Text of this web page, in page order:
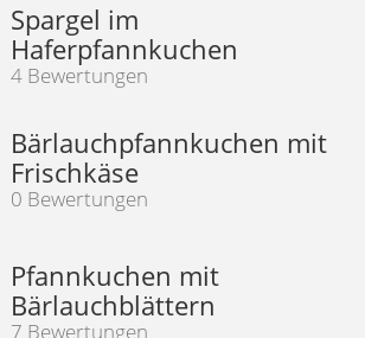
Spargel im
Haferpfannkuchen
4 Bewertungen
Bärlauchpfannkuchen mit
Frischkäse
0 Bewertungen
Pfannkuchen mit
Bärlauchblättern
7 Bewertungen